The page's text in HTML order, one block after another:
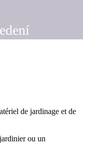
de jardinage et de
ou un